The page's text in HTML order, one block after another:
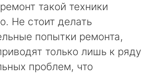
такой техники
Не стоит делать
попытки ремонта,
только лишь к ряду
проблем, что